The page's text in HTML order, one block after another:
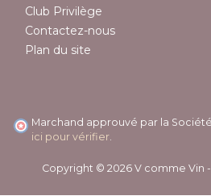
Club Privilège
Contactez-nous
Plan du site
Marchand approuvé par la Société
ici pour vérifier
Copyright © 2026 V comme Vin